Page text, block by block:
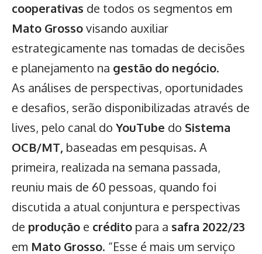
cooperativas de todos os segmentos em
Mato Grossovisando auxiliar
estrategicamente nas tomadas de decisões
e planejamento na gestão do negócio.
As análises de perspectivas, oportunidades
e desafios, serão disponibilizadas através de
lives, pelo canal do YouTube do Sistema
OCB/MT, baseadas em pesquisas. A
primeira, realizada na semana passada,
reuniu mais de 60 pessoas, quando foi
discutida a atual conjuntura e perspectivas
de produção e crédito para a safra 2022/23
em Mato Grosso. “Esse é mais um serviço